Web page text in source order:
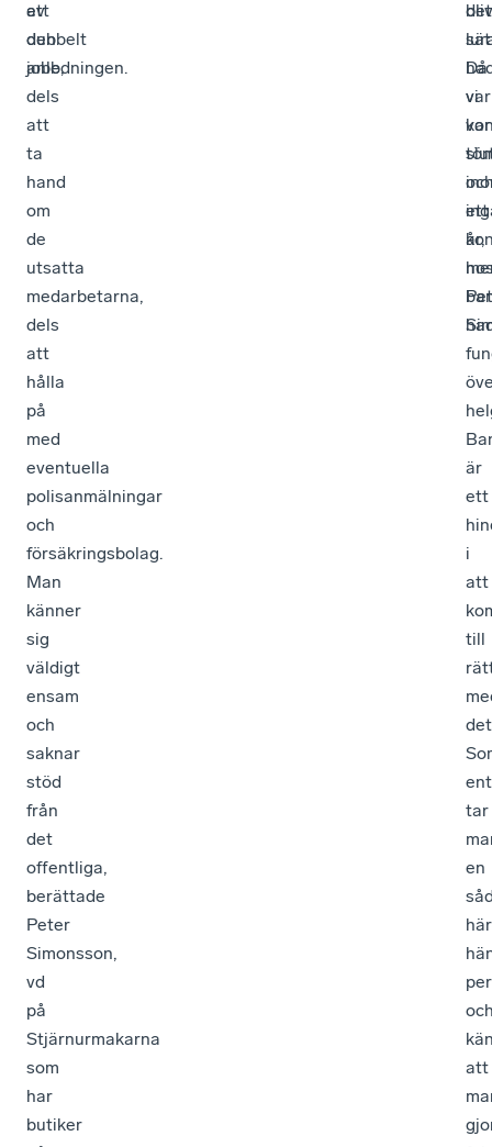
av
den
anledningen.
ett
dubbelt
jobb,
dels
att
ta
hand
om
de
utsatta
medarbetarna,
dels
att
hålla
på
med
eventuella
polisanmälningar
och
försäkringsbolag.
Man
känner
sig
väldigt
ensam
och
saknar
stöd
från
det
offentliga,
berättade
Peter
Simonsson,
vd
på
Stjärnurmakarna
som
har
butiker
Då
var
är
ett
i
att
till
tar
en
här
att
det
vi
ett
år,